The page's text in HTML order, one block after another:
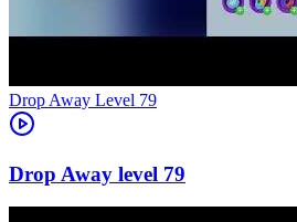
Level 79
79